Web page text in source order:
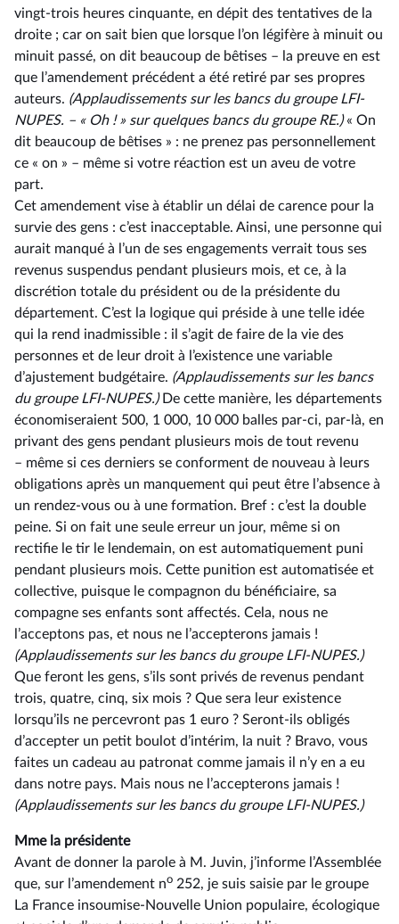
vingt-trois heures cinquante, en dépit des tentatives de la
droite ; car on sait bien que lorsque l’on légifère à minuit ou
minuit passé, on dit beaucoup de bêtises –⁠ la preuve en est
que l’amendement précédent a été retiré par ses propres
auteurs. (Applaudissements sur les bancs du groupe LFI-
NUPES. –⁠ « Oh ! » sur quelques bancs du groupe RE.)« On
dit beaucoup de bêtises » : ne prenez pas personnellement
ce « on » –⁠ même si votre réaction est un aveu de votre
part.
Cet amendement vise à établir un délai de carence pour la
survie des gens : c’est inacceptable. Ainsi, une personne qui
aurait manqué à l’un de ses engagements verrait tous ses
revenus suspendus pendant plusieurs mois, et ce, à la
discrétion totale du président ou de la présidente du
département. C’est la logique qui préside à une telle idée
qui la rend inadmissible : il s’agit de faire de la vie des
personnes et de leur droit à l’existence une variable
d’ajustement budgétaire. (Applaudissements sur les bancs
du groupe LFI-NUPES.) De cette manière, les départements
économiseraient 500, 1 000, 10 000 balles par-ci, par-là, en
privant des gens pendant plusieurs mois de tout revenu
–⁠ même si ces derniers se conforment de nouveau à leurs
obligations après un manquement qui peut être l’absence à
un rendez-vous ou à une formation. Bref : c’est la double
peine. Si on fait une seule erreur un jour, même si on
rectifie le tir le lendemain, on est automatiquement puni
pendant plusieurs mois. Cette punition est automatisée et
collective, puisque le compagnon du bénéficiaire, sa
compagne ses enfants sont affectés. Cela, nous ne
l’acceptons pas, et nous ne l’accepterons jamais !
(Applaudissements sur les bancs du groupe LFI-NUPES.)
Que feront les gens, s’ils sont privés de revenus pendant
trois, quatre, cinq, six mois ? Que sera leur existence
lorsqu’ils ne percevront pas 1 euro ? Seront-ils obligés
d’accepter un petit boulot d’intérim, la nuit ? Bravo, vous
faites un cadeau au patronat comme jamais il n’y en a eu
dans notre pays. Mais nous ne l’accepterons jamais !
(Applaudissements sur les bancs du groupe LFI-NUPES.)
Mme la présidente
Avant de donner la parole à M. Juvin, j’informe l’Assemblée
que, sur l’amendement no 252, je suis saisie par le groupe
La France insoumise-Nouvelle Union populaire, écologique